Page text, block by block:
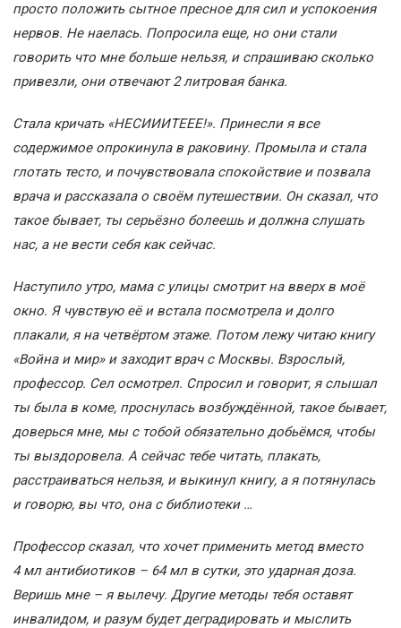
просто положить сытное пресное для сил и успокоения
нервов. Не наелась. Попросила еще, но они стали
говорить что мне больше нельзя, и спрашиваю сколько
привезли, они отвечают 2 литровая банка.
Стала кричать «НЕСИИИТЕЕЕ!». Принесли я все
содержимое опрокинула в раковину. Промыла и стала
глотать тесто, и почувствовала спокойствие и позвала
врача и рассказала о своём путешествии. Он сказал, что
такое бывает, ты серьёзно болеешь и должна слушать
нас, а не вести себя как сейчас.
Наступило утро, мама с улицы смотрит на вверх в моё
окно. Я чувствую её и встала посмотрела и долго
плакали, я на четвёртом этаже. Потом лежу читаю книгу
«Война и мир» и заходит врач с Москвы. Взрослый,
профессор. Сел осмотрел. Спросил и говорит, я слышал
ты была в коме, проснулась возбуждённой, такое бывает,
доверься мне, мы с тобой обязательно добьёмся, чтобы
ты выздоровела. А сейчас тебе читать, плакать,
расстраиваться нельзя, и выкинул книгу, а я потянулась
и говорю, вы что, она с библиотеки …
Профессор сказал, что хочет применить метод вместо
4 мл антибиотиков – 64 мл в сутки, это ударная доза.
Веришь мне – я вылечу. Другие методы тебя оставят
инвалидом, и разум будет деградировать и мыслить